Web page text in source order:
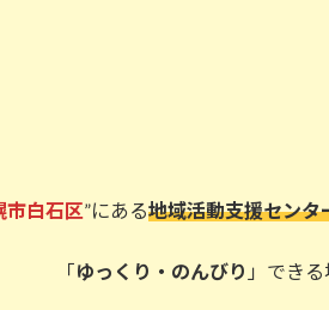
市白石区”にある地域活動支援センタ
「ゆっくり・のんびり 」でき